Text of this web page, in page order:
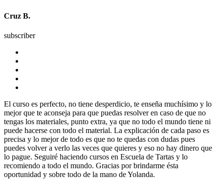
Cruz B.
subscriber
El curso es perfecto, no tiene desperdicio, te enseña muchísimo y lo
mejor que te aconseja para que puedas resolver en caso de que no
tengas los materiales, punto extra, ya que no todo el mundo tiene ni
puede hacerse con todo el material. La explicación de cada paso es
precisa y lo mejor de todo es que no te quedas con dudas pues
puedes volver a verlo las veces que quieres y eso no hay dinero que
lo pague. Seguiré haciendo cursos en Escuela de Tartas y lo
recomiendo a todo el mundo. Gracias por brindarme ésta
oportunidad y sobre todo de la mano de Yolanda.